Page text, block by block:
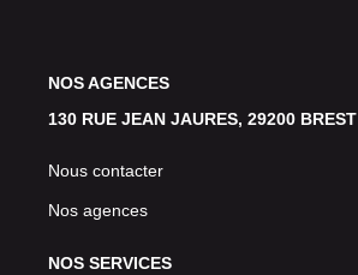
NOS AGENCES
130 RUE JEAN JAURES, 29200 BREST
Nous contacter
Nos agences
NOS SERVICES